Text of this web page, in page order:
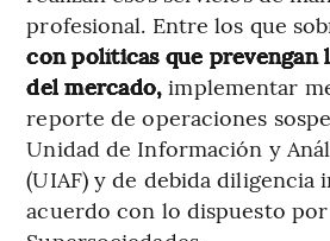
profesional. Entre los que
con políticas que prevengan
del mercado, implementar
reporte de operaciones
Unidad de Información y
(UIAF) y de debida diligencia
acuerdo con lo dispuesto por